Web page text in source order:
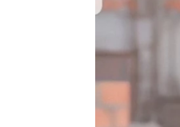
porque nós
divergências,
FELIPE CAMARÃO